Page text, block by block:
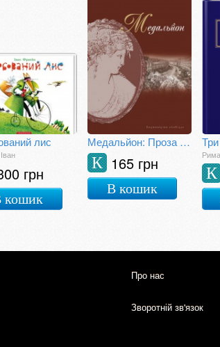
лис
грн
кошик
Медальйон: Проза київських неокласиків
165 грн
К
В кошик
К
Про нас
Зворотній зв'язок